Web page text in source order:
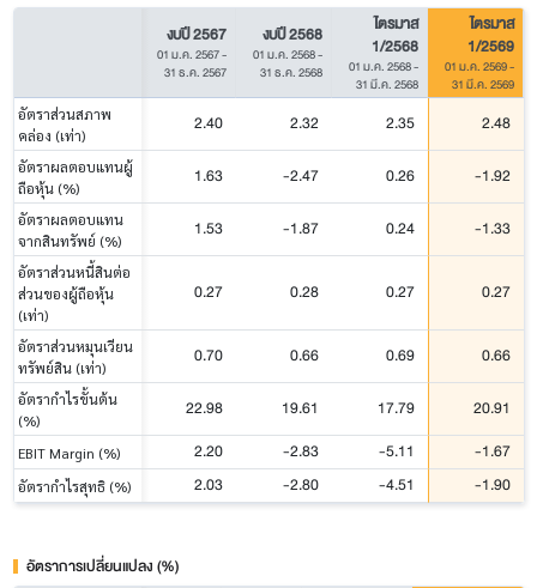
งบปี 2567
01 ม.ค. 2567-
31 ธ.ค. 2567
งบปี 2568
01 ม.ค. 2568-
31 ธ.ค. 2568
ไตรมาส
1/2568
01 ม.ค. 2568-
31 มี.ค. 2568
ไตรมาส
1/2569
01 ม.ค. 2569-
31 มี.ค. 2569
อัตราส่วนสภาพ
คล่อง (เท่า)
2.40 2.32 2.35 2.48
อัตราผลตอบแทนผู้
ถือหุ้น (%)
1.63 -2.47 0.26 -1.92
อัตราผลตอบแทน
จากสินทรัพย์ (%)
1.53 -1.87 0.24 -1.33
อัตราส่วนหนี้สินต่อ
ส่วนของผู้ถือหุ้น
(เท่า)
0.27 0.28 0.27 0.27
อัตราส่วนหมุนเวียน
ทรัพย์สิน (เท่า)
0.70 0.66 0.69 0.66
อัตรากำไรขั้นต้น
(%)
22.98 19.61 17.79 20.91
EBIT Margin (%) 2.20 -2.83 -5.11 -1.67
อัตรากำไรสุทธิ (%) 2.03 -2.80 -4.51 -1.90
อัตราการเปลี่ยนแปลง (%)